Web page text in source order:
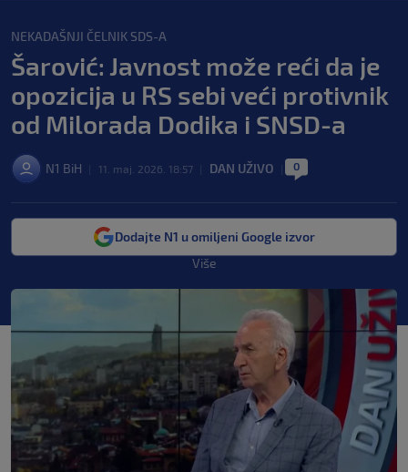
NEKADAŠNJI ČELNIK SDS-A
Šarović: Javnost može reći da je
opozicija u RS sebi veći protivnik
od Milorada Dodika i SNSD-a
N1 BiH 11. maj. 2026. 18:57 DAN UŽIVO 0
Dodajte N1 u omiljeni Google izvor
Više